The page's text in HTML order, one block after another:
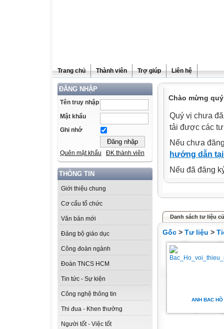
Trang chủ Thành viên Trợ giúp Liên hệ
ĐĂNG NHẬP
Tên truy nhập
Mật khẩu
Ghi nhớ
Quên mật khẩu ĐK thành viên
THÔNG TIN
Giới thiệu chung
Cơ cấu tổ chức
Văn bản mới
Đảng bộ giáo dục
Công đoàn ngành
Đoàn TNCS HCM
Tin tức - Sự kiện
Công nghệ thông tin
Thi đua - Khen thưởng
Người tốt - Việc tốt
Chào mừng
Quý vị chưa
tải được các
Nếu chưa
hướng dẫn
Nếu đã đăng
Danh sách tư liệu
Gốc > Tư liệu >
ANH BAC HỒ